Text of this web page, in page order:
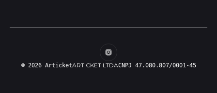
© 2026 ArticketARTICKET LTDACNPJ 47.080.807/0001-45